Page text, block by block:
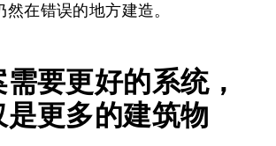
在错误的地方建造。
要更好的系统，
更多的建筑物